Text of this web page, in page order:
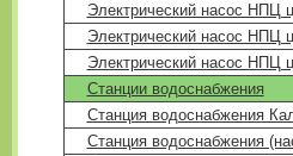
Электрический насос НПЦ
Электрический насос НПЦ
Электрический насос НПЦ
Станции водоснабжения
Станция водоснабжения
Станция водоснабжения